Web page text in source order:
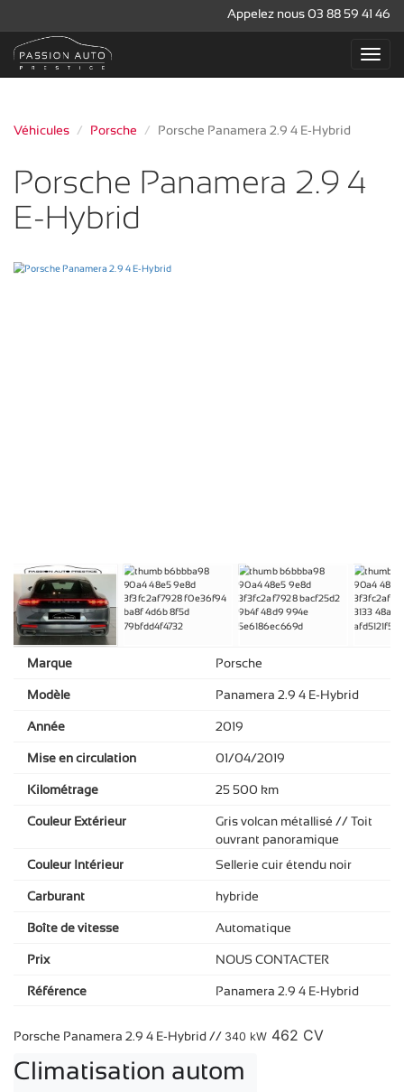
Appelez nous 03 88 59 41 46
Véhicules Porsche Porsche Panamera 2.9 4 E-Hybrid
Porsche Panamera 2.9 4
E-Hybrid
Marque Porsche
Modèle Panamera 2.9 4 E-Hybrid
Année 2019
Mise en circulation 01/04/2019
Kilométrage 25 500 km
Couleur Extérieur
Gris volcan métallisé // Toit
ouvrant panoramique
Couleur Intérieur
Sellerie cuir étendu noir
Carburant hybride
Boîte de vitesse Automatique
Prix NOUS CONTACTER
Référence Panamera 2.9 4 E-Hybrid
Porsche Panamera 2.9 4 E-Hybrid // 340 kW 462 CV
Climatisation autom